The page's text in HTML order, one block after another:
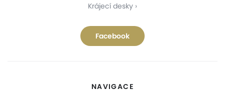
Krájecí desky
Facebook
NAVIGACE